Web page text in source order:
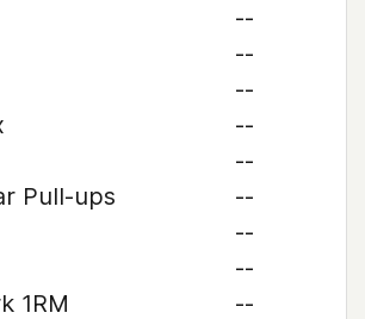
--
--
--
--
--
Pull-ups
--
--
--
1RM
--